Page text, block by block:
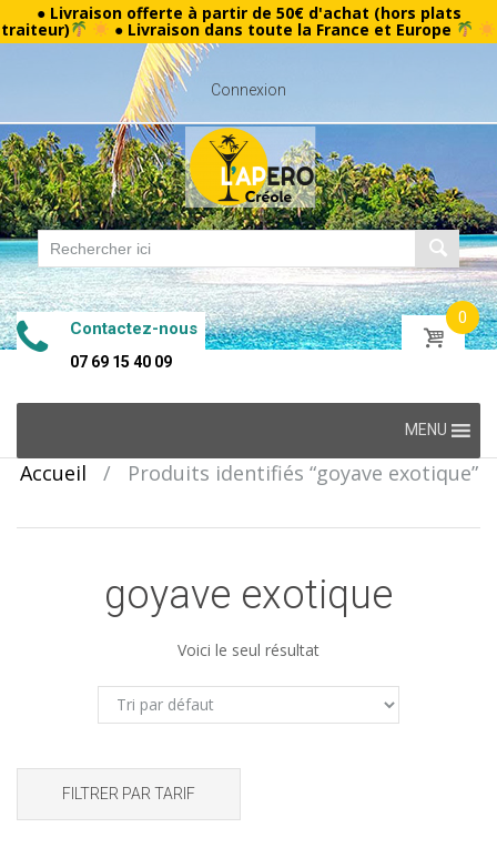
● Livraison offerte à partir de 50€ d'achat (hors plats
traiteur) ● Livraison dans toute la France et Europe
Connexion
Contactez-nous
07 69 15 40 09
0
content
MENU
Accueil / Produits identifiés “goyave exotique”
goyave exotique
Voici le seul résultat
FILTRER PAR TARIF